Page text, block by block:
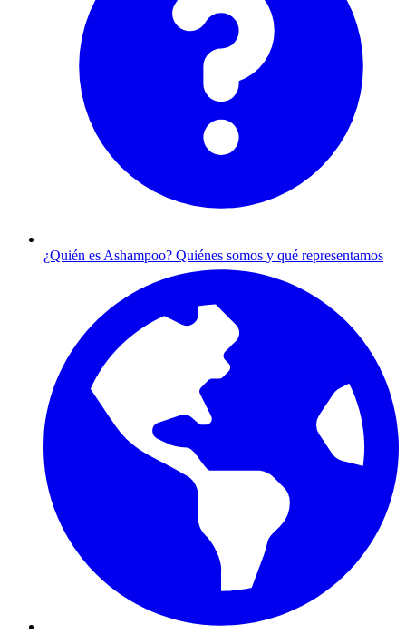
¿Quién es Ashampoo? Quiénes somos y qué representamos